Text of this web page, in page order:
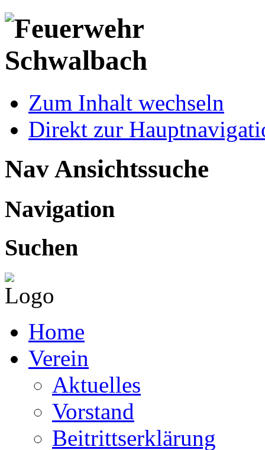
Zum Inhalt wechseln
Direkt zur
Nav Ansichtssuche
Navigation
Suchen
Home
Verein
Aktuelles
Vorstand
Beitrittserklärung